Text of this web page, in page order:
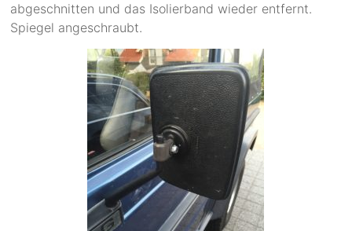
abgeschnitten und das Isolierband wieder entfernt.
Spiegel angeschraubt.